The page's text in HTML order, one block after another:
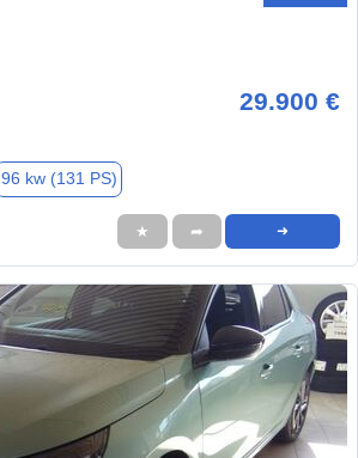
29.900 €
96 kw (131 PS)
★ ➦ ➜